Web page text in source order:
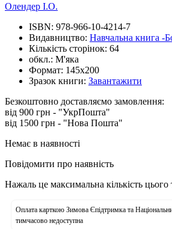
Олендер І.О.
ISBN: 978-966-10-4214-7
Видавництво: Навчальна книга -
Кількість сторінок: 64
обкл.: М'яка
Формат: 145х200
Зразок книги: Завантажити
Безкоштовно доставляємо замовлення:
від 900 грн - "УкрПошта"
від 1500 грн - "Нова Пошта"
Немає в наявності
Повідомити про наявність
Нажаль це максимальна кількість
Оплата карткою Зимова Єпідтримка та
тимчасово недоступна